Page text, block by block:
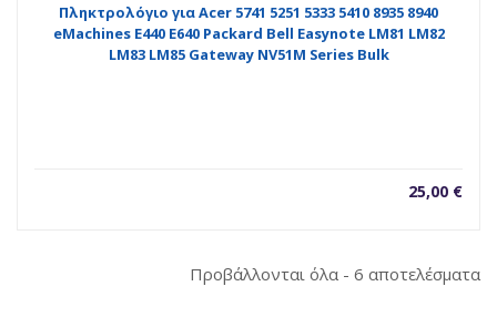
Πληκτρολόγιο για Acer 5741 5251 5333 5410 8935 8940
eMachines E440 E640 Packard Bell Easynote LM81 LM82
LM83 LM85 Gateway NV51M Series Bulk
25,00 €
Προβάλλονται όλα - 6 αποτελέσματα